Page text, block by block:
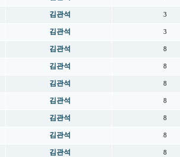
김관석 3
김관석 3
김관석 8
김관석 8
김관석 8
김관석 8
김관석 8
김관석 8
김관석 8